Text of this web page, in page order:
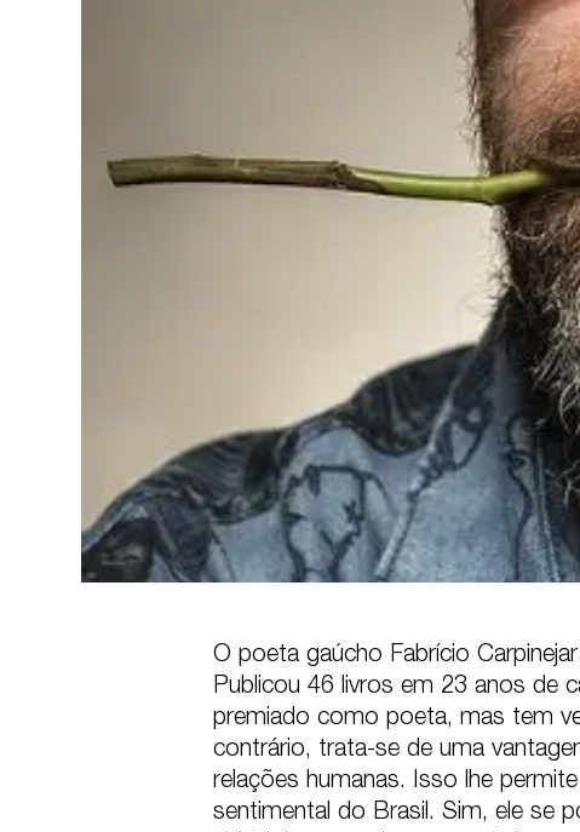
O poeta gaúcho Fabrício
Publicou 46 livros em 23 anos de
premiado como poeta, mas tem
contrário, trata-se de uma
relações humanas. Isso lhe
sentimental do Brasil. Sim, ele se